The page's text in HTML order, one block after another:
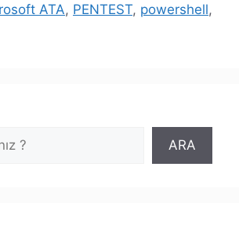
ATA, PENTEST, powershell,
ARA